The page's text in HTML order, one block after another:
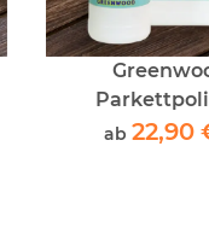
ab22,90